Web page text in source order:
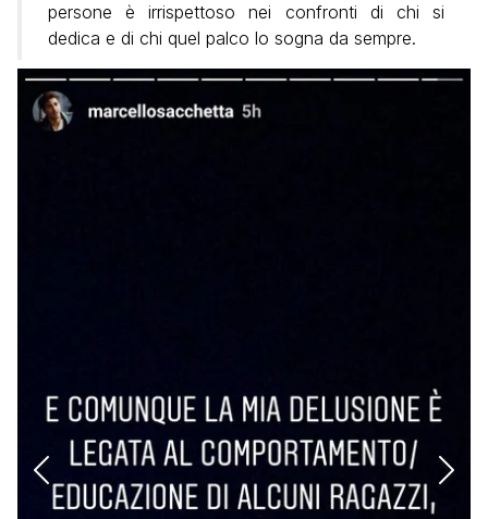
persone è irrispettoso nei confronti di chi si
dedica e di chi quel palco lo sogna da sempre.